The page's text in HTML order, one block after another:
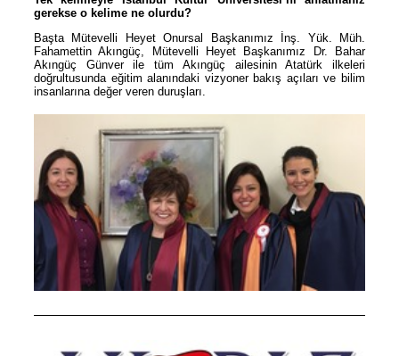
gerekse o kelime ne olurdu?
Başta Mütevelli Heyet Onursal Başkanımız İnş. Yük. Müh.
Fahamettin Akıngüç, Mütevelli Heyet Başkanımız Dr. Bahar
Akıngüç Günver ile tüm Akıngüç ailesinin Atatürk ilkeleri
doğrultusunda eğitim alanındaki vizyoner bakış açıları ve bilim
insanlarına değer veren duruşları.